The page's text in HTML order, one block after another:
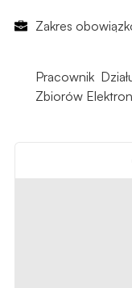
Zakres
Pracownik
Zbiorów